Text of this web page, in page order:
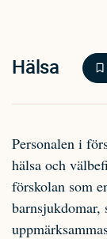
Hälsa
Personalen i
hälsa och
förskolan som